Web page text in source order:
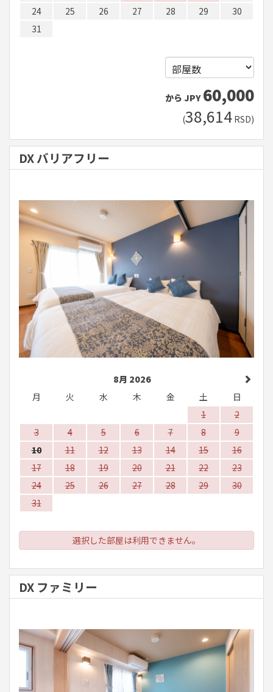
24
25 26 27 28 29
30
31
から JPY 60,000
(38,614 RSD)
DX バリアフリー
8月 2026
月
火 水 木 金 土
日
1
2
3
4 5 6 7 8
9
10
11 12 13 14 15
16
17
18 19 20 21 22
23
24
25 26 27 28 29
30
31
選択した部屋は利用できません。
DX ファミリー